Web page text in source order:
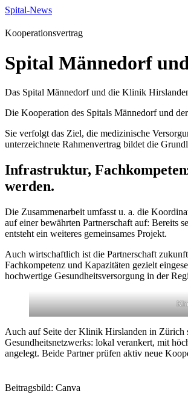
Spital-News
Kooperationsvertrag
Spital Männedorf
Das Spital Männedorf und die Klinik
Die Kooperation des Spitals Männedorf und
Sie verfolgt das Ziel, die medizinische
unterzeichnete Rahmenvertrag bildet die
Infrastruktur,
werden.
Die Zusammenarbeit umfasst u. a. die
auf einer bewährten Partnerschaft auf: Bereits
entsteht ein weiteres gemeinsames Projekt.
Auch wirtschaftlich ist die Partnerschaft
Fachkompetenz und Kapazitäten gezielt
hochwertige Gesundheitsversorgung in der
Auch auf Seite der Klinik Hirslanden in Zürich
Gesundheitsnetzwerks: lokal verankert, mit
angelegt. Beide Partner prüfen aktiv neue
Beitragsbild: Canva